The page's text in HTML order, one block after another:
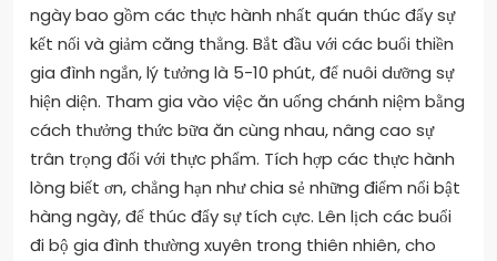
ngày bao gồm các thực hành nhất quán thúc đẩy sự
kết nối và giảm căng thẳng. Bắt đầu với các buổi thiền
gia đình ngắn, lý tưởng là 5-10 phút, để nuôi dưỡng sự
hiện diện. Tham gia vào việc ăn uống chánh niệm bằng
cách thưởng thức bữa ăn cùng nhau, nâng cao sự
trân trọng đối với thực phẩm. Tích hợp các thực hành
lòng biết ơn, chẳng hạn như chia sẻ những điểm nổi bật
hàng ngày, để thúc đẩy sự tích cực. Lên lịch các buổi
đi bộ gia đình thường xuyên trong thiên nhiên, cho